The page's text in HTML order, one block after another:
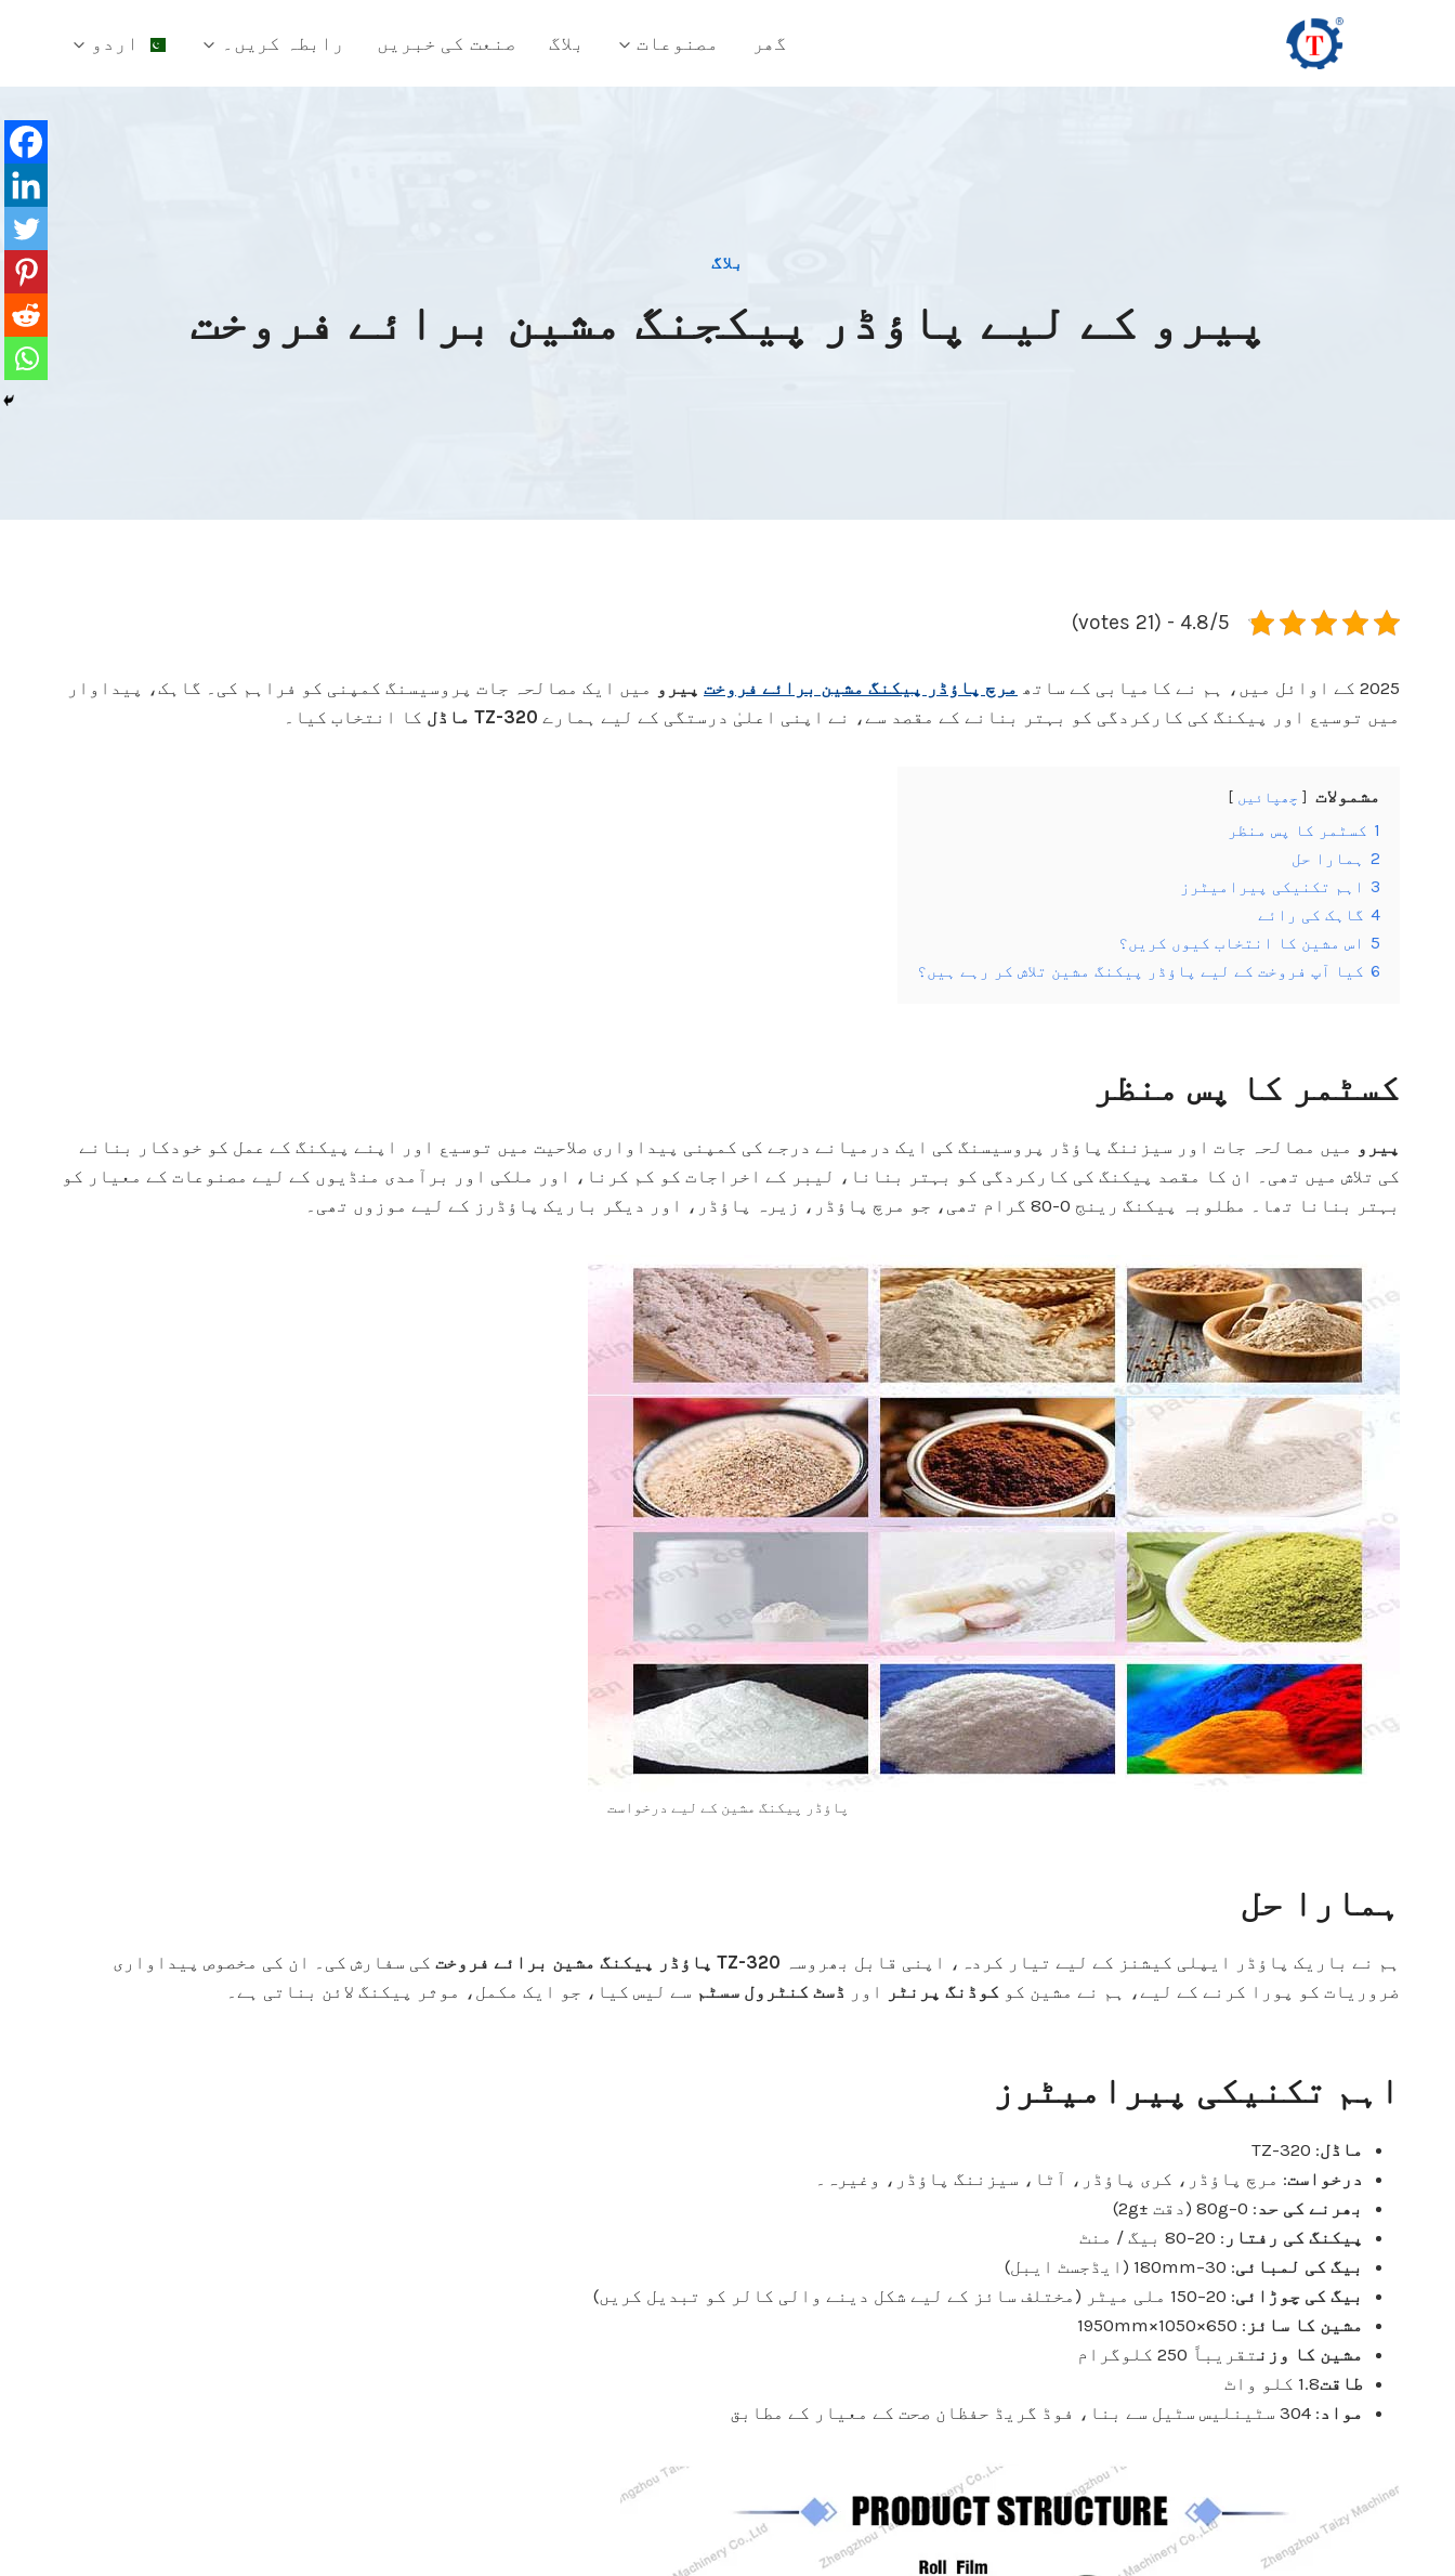
گھر مصنوعات بلاگ صنعت کی خبریں رابطہ کریں۔ اردو
بلاگ
پیرو کے لیے پاؤڈر پیکجنگ مشین برائے فروخت
4.8/5 - (21 votes)
2025 کے اوائل میں، ہم نے کامیابی کے ساتھ مرچ پاؤڈر پیکنگ مشین برائے فروخت پیرو میں ایک مصالحہ جات پروسیسنگ کمپنی کو فراہم کی۔ گاہک، پیداوار
میں توسیع اور پیکنگ کی کارکردگی کو بہتر بنانے کے مقصد سے، نے اپنی اعلیٰ درستگی کے لیے ہمارے TZ-320 ماڈل کا انتخاب کیا۔
مشمولات چھپائیں
1 کسٹمر کا پس منظر
2 ہمارا حل
3
اہم تکنیکی پیرامیٹرز
4 گاہک کی رائے
5
اس مشین کا انتخاب کیوں کریں؟
6 کیا آپ فروخت کے لیے پاؤڈر پیکنگ مشین تلاش کر رہے ہیں؟
کسٹمر کا پس منظر
پیرو میں مصالحہ جات اور سیزننگ پاؤڈر پروسیسنگ کی ایک درمیانے درجے کی کمپنی پیداواری صلاحیت میں توسیع اور اپنے پیکنگ کے عمل کو خودکار بنانے
کی تلاش میں تھی۔ ان کا مقصد پیکنگ کی کارکردگی کو بہتر بنانا، لیبر کے اخراجات کو کم کرنا، اور ملکی اور برآمدی منڈیوں کے لیے مصنوعات کے معیار کو
بہتر بنانا تھا۔ مطلوبہ پیکنگ رینج 0-80 گرام تھی، جو مرچ پاؤڈر، زیرہ پاؤڈر، اور دیگر باریک پاؤڈرز کے لیے موزوں تھی۔
پاؤڈر پیکنگ مشین کے لیے درخواست
ہمارا حل
ہم نے باریک پاؤڈر ایپلی کیشنز کے لیے تیار کردہ، اپنی قابل بھروسہ TZ-320 پاؤڈر پیکنگ مشین برائے فروخت
کی سفارش کی۔ ان کی مخصوص پیداواری
ضروریات کو پورا کرنے کے لیے، ہم نے مشین کو کوڈنگ پرنٹر اور ڈسٹ کنٹرول سسٹم سے لیس کیا، جو ایک مکمل، موثر پیکنگ لائن بناتی ہے۔
اہم تکنیکی پیرامیٹرز
ماڈل: TZ-320
درخواست: مرچ پاؤڈر، کری پاؤڈر، آٹا، سیزننگ پاؤڈر، وغیرہ۔
بھرنے کی حد: 0–80g (دقت ±2g)
پیکنگ کی رفتار : 20–80 بیگ / منٹ
بیگ کی لمبائی: 30–180mm (ایڈجسٹ ایبل)
بیگ کی چوڑائی: 20–150 ملی میٹر (مختلف سائز کے لیے شکل دینے والی کالر کو تبدیل کریں)
مشین کا سائز : 650×1050×1950mm
مشین کا وزنتقریباً 250 کلوگرام
طاقت1.8 کلو واٹ
مواد: 304 سٹینلیس سٹیل سے بنا، فوڈ گریڈ حفظان صحت کے معیار کے مطابق